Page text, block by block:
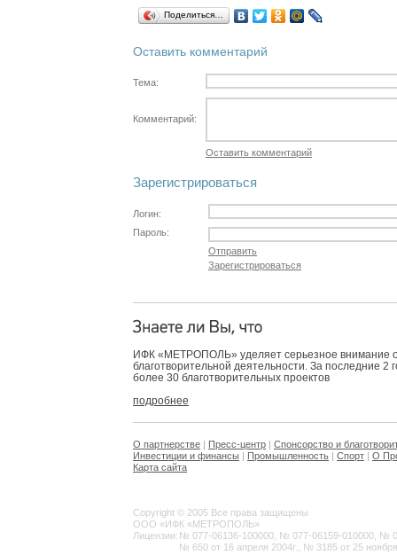
Поделиться…
Оставить комментарий
Тема:
Комментарий:
Оставить комментарий
Зарегистрироваться
Логин:
Пароль:
Отправить
Зарегистрироваться
ИФК «МЕТРОПОЛЬ» уделяет серьезное внимание
благотворительной деятельности. За последние 2
более 30 благотворительных проектов
подробнее
О партнерстве | Пресс-центр | Спонсорство и
Инвестиции и финансы | Промышленность | Спорт | О
Карта сайта
Copyright © 2005 Все права защищены
ООО «ИФК «МЕТРОПОЛЬ»
Лицензии: № 077-06136-100000, № 077-06159-010000, №
№ 650 от 16 апреля 2004г., № 3185 от 25